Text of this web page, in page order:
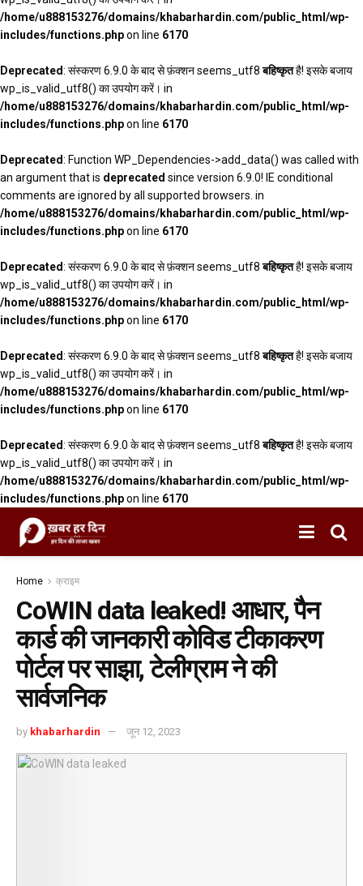
/home/u888153276/domains/khabarhardin.com/public_html/wp-
includes/functions.phpon line 6170
Deprecated: संस्करण 6.9.0 के बाद से फ़ंक्शन seems_utf8बहिष्कृतहै! इसके बजाय
wp_is_valid_utf8() का उपयोग करें। in
/home/u888153276/domains/khabarhardin.com/public_html/wp-
includes/functions.phpon line 6170
Deprecated: Function WP_Dependencies->add_data() was called with
an argument that is deprecated since version 6.9.0! IE conditional
comments are ignored by all supported browsers. in
/home/u888153276/domains/khabarhardin.com/public_html/wp-
includes/functions.phpon line 6170
Deprecated: संस्करण 6.9.0 के बाद से फ़ंक्शन seems_utf8बहिष्कृतहै! इसके बजाय
wp_is_valid_utf8() का उपयोग करें। in
/home/u888153276/domains/khabarhardin.com/public_html/wp-
includes/functions.phpon line 6170
Deprecated: संस्करण 6.9.0 के बाद से फ़ंक्शन seems_utf8बहिष्कृतहै! इसके बजाय
wp_is_valid_utf8() का उपयोग करें। in
/home/u888153276/domains/khabarhardin.com/public_html/wp-
includes/functions.phpon line 6170
Deprecated: संस्करण 6.9.0 के बाद से फ़ंक्शन seems_utf8बहिष्कृतहै! इसके बजाय
wp_is_valid_utf8() का उपयोग करें। in
/home/u888153276/domains/khabarhardin.com/public_html/wp-
includes/functions.phpon line 6170
Home क्राइम
CoWIN data leaked! आधार, पैन
कार्ड की जानकारी कोविड टीकाकरण
पोर्टल पर साझा, टेलीग्राम ने की
सार्वजनिक
by khabarhardin जून 12, 2023